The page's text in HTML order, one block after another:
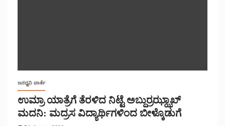
ಜನಧ್ವನಿ ವಾರ್ತೆ
ಉಮ್ರಾ ಯಾತ್ರೆಗೆ ತೆರಳಿದ ನಿಟ್ಟೆ ಅಬ್ದುರ್ರಝ್ಝಾಖ್
ಮದನಿ: ಮದ್ರಸ ವಿದ್ಯಾರ್ಥಿಗಳಿಂದ ಬೀಳ್ಕೊಡುಗೆ